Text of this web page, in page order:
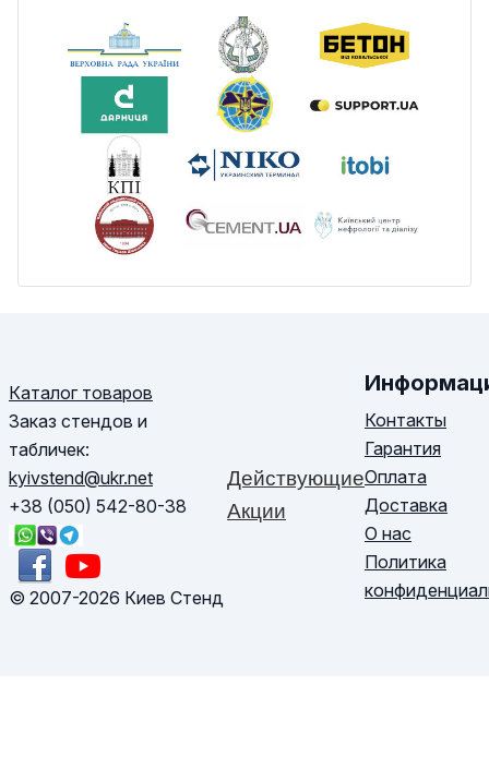
Каталог товаров
Заказ стендов и
табличек:
kyivstend@ukr.net
+38 (050) 542-80-38
© 2007-2026 Киев Стенд
Действующие
Акции
Контакты
Гарантия
Оплата
Доставка
О нас
Политика